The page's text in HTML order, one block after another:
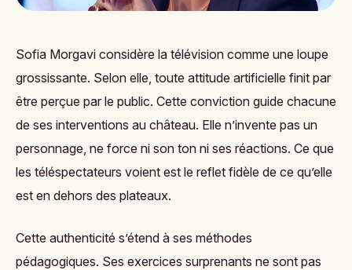
Sofia Morgavi considère la télévision comme une loupe
grossissante. Selon elle, toute attitude artificielle finit par
être perçue par le public. Cette conviction guide chacune
de ses interventions au château. Elle n’invente pas un
personnage, ne force ni son ton ni ses réactions. Ce que
les téléspectateurs voient est le reflet fidèle de ce qu’elle
est en dehors des plateaux.
Cette authenticité s’étend à ses méthodes
pédagogiques. Ses exercices surprenants ne sont pas